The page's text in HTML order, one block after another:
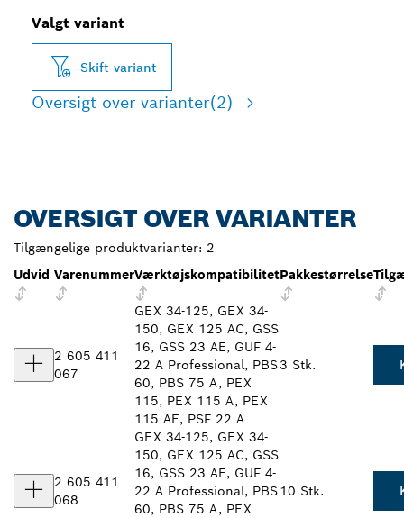
Valgt variant
Skift variant
Oversigt over varianter(2)
OVERSIGT OVER VARIANTER
Tilgængelige produktvarianter: 2
Udvid VarenummerVærktøjskompatibilitetPakkestørrelse
2 605 411
067
GEX 34-125, GEX 34-
150, GEX 125 AC, GSS
16, GSS 23 AE, GUF 4-
22 A Professional, PBS
60, PBS 75 A, PEX
115, PEX 115 A, PEX
115 AE, PSF 22 A
3 Stk.
2 605 411
068
GEX 34-125, GEX 34-
150, GEX 125 AC, GSS
16, GSS 23 AE, GUF 4-
22 A Professional, PBS
60, PBS 75 A, PEX
10 Stk.